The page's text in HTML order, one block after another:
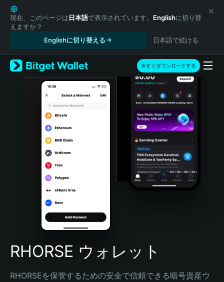
English
日本語
Tiếng Việt
Español (Latinoamérica)
Türkçe
Italiano
Português (Portugal)
Bahasa Indonesia
Português (Brasil)
Español (Argentina)
現在、このページは日本語で表示されています。 Englishに切り替
えますか？
Englishに切り替える
日本語で続ける
今すぐダウンロードする
RHORSE ウォレット
RHORSEを保管するための安全で信頼できる暗号資産ウ